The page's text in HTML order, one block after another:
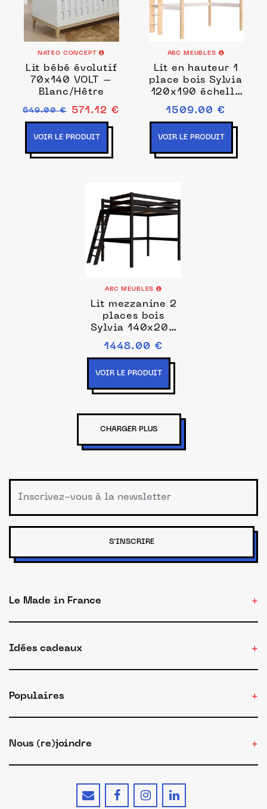
NATEO CONCEPT
Lit bébé évolutif
70x140 VOLT –
Blanc/Hêtre
649.00 € 571.12 €
VOIR LE PRODUIT
ABC MEUBLES
Lit en hauteur 1
place bois Sylvia
120x190 échelle
droite 120x190
1509.00 €
VOIR LE PRODUIT
ABC MEUBLES
Lit mezzanine 2
places bois
Sylvia 140x200
échelle inclinée
140x200
1448.00 €
VOIR LE PRODUIT
CHARGER PLUS
S'INSCRIRE
Le Made in France
Idées cadeaux
Populaires
Nous (re)joindre